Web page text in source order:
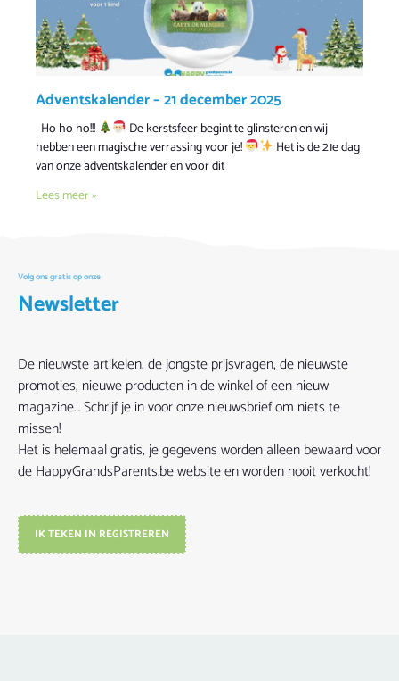
Adventskalender – 21 december 2025
Ho ho ho!!!
De kerstsfeer begint te glinsteren en wij
hebben een magische verrassing voor je!
Het is de 21e dag
van onze adventskalender en voor dit
Lees meer »
Volg ons gratis op onze
Newsletter
De nieuwste artikelen, de jongste prijsvragen, de nieuwste
promoties, nieuwe producten in de winkel of een nieuw
magazine… Schrijf je in voor onze nieuwsbrief om niets te
missen!
Het is helemaal gratis, je gegevens worden alleen bewaard voor
de HappyGrandsParents.be website en worden nooit verkocht!
IK TEKEN IN REGISTREREN